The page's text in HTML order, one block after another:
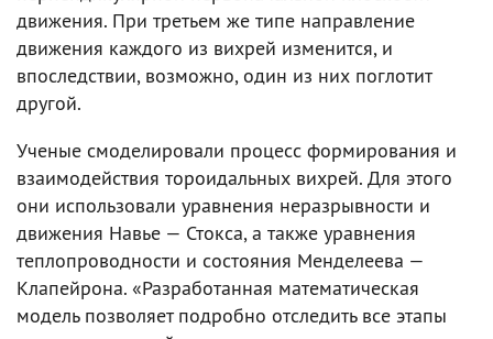
движения. При третьем же типе направление
движения каждого из вихрей изменится, и
впоследствии, возможно, один из них поглотит
другой.
Ученые смоделировали процесс формирования и
взаимодействия тороидальных вихрей. Для этого
они использовали уравнения неразрывности и
движения Навье — Стокса, а также уравнения
теплопроводности и состояния Менделеева —
Клапейрона. «Разработанная математическая
модель позволяет подробно отследить все этапы